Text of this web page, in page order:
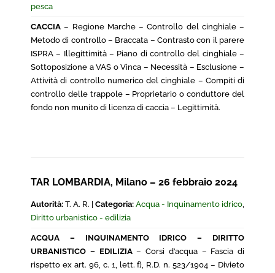
pesca
CACCIA – Regione Marche – Controllo del cinghiale –
Metodo di controllo – Braccata – Contrasto con il parere
ISPRA – Illegittimità – Piano di controllo del cinghiale –
Sottoposizione a VAS o Vinca – Necessità – Esclusione –
Attività di controllo numerico del cinghiale – Compiti di
controllo delle trappole – Proprietario o conduttore del
fondo non munito di licenza di caccia – Legittimità.
TAR LOMBARDIA, Milano – 26 febbraio 2024
Autorità: T. A. R. | Categoria: Acqua - Inquinamento idrico,
Diritto urbanistico - edilizia
ACQUA – INQUINAMENTO IDRICO – DIRITTO
URBANISTICO – EDILIZIA– Corsi d’acqua – Fascia di
rispetto ex art. 96, c. 1, lett. f), R.D. n. 523/1904 – Divieto